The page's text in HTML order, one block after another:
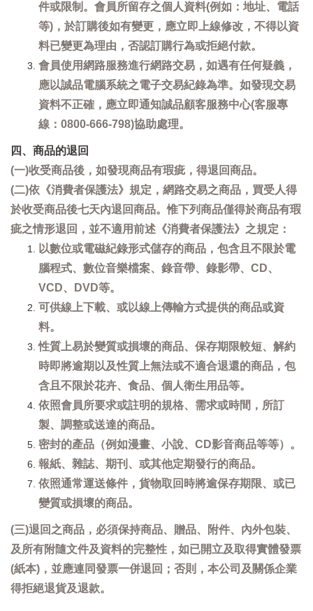
件或限制。會員所留存之個人資料(例如：地址、電話
等)，於訂購後如有變更，應立即上線修改，不得以資
料已變更為理由，否認訂購行為或拒絕付款。
會員使用網路服務進行網路交易，如遇有任何疑義，
應以誠品電腦系統之電子交易紀錄為準。如發現交易
資料不正確，應立即通知誠品顧客服務中心(客服專
線：0800-666-798)協助處理。
四、商品的退回
(一)收受商品後，如發現商品有瑕疵，得退回商品。
(二)依《消費者保護法》規定，網路交易之商品，買受人得
於收受商品後七天內退回商品。惟下列商品僅得於商品有瑕
疵之情形退回，並不適用前述《消費者保護法》之規定：
以數位或電磁紀錄形式儲存的商品，包含且不限於電
腦程式、數位音樂檔案、錄音帶、錄影帶、CD、
VCD、DVD等。
可供線上下載、或以線上傳輸方式提供的商品或資
料。
性質上易於變質或損壞的商品、保存期限較短、解約
時即將逾期以及性質上無法或不適合退還的商品，包
含且不限於花卉、食品、個人衛生用品等。
依照會員所要求或註明的規格、需求或時間，所訂
製、調整或送達的商品。
密封的產品（例如漫畫、小說、CD影音商品等等）。
報紙、雜誌、期刊、或其他定期發行的商品。
依照通常運送條件，貨物取回時將逾保存期限、或已
變質或損壞的商品。
(三)退回之商品，必須保持商品、贈品、附件、內外包裝、
及所有附隨文件及資料的完整性，如已開立及取得實體發票
(紙本)，並應連同發票一併退回；否則，本公司及關係企業
得拒絕退貨及退款。